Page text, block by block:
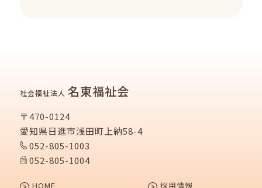
社会福祉法人 名東福祉会
〒470-0124
愛知県日進市浅田町上納58-4
052-805-1003
052-805-1004
HOME 採用情報